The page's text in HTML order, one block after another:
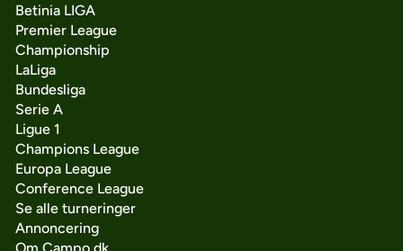
Betinia LIGA
Premier League
Championship
LaLiga
Bundesliga
Serie A
Ligue 1
Champions League
Europa League
Conference League
Se alle turneringer
Annoncering